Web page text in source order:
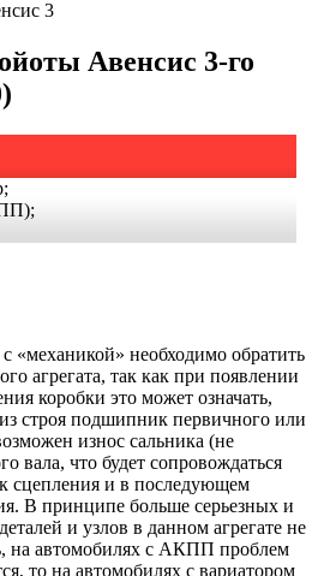
Авенсис 3-го
«механикой» необходимо обратить
агрегата, так как при появлении
коробки это может означать,
строя подшипник первичного или
износ сальника (не
вала, что будет сопровождаться
сцепления и в последующем
В принципе больше серьезных и
и узлов в данном агрегате не
на автомобилях с АКПП проблем
то на автомобилях с вариатором